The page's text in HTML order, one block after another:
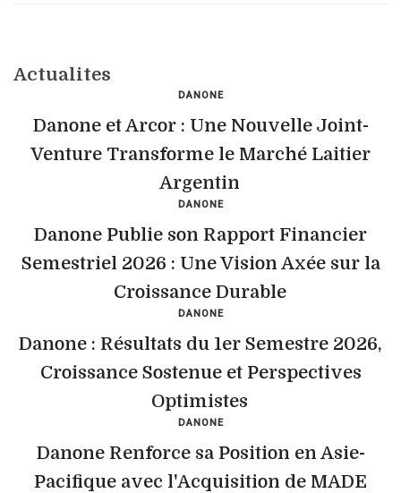
Actualites
DANONE
Danone et Arcor : Une Nouvelle Joint-
Venture Transforme le Marché Laitier
Argentin
DANONE
Danone Publie son Rapport Financier
Semestriel 2026 : Une Vision Axée sur la
Croissance Durable
DANONE
Danone : Résultats du 1er Semestre 2026,
Croissance Sostenue et Perspectives
Optimistes
DANONE
Danone Renforce sa Position en Asie-
Pacifique avec l'Acquisition de MADE